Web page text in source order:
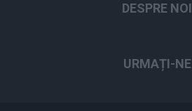
DESPRE NOI
URMAȚI-NE